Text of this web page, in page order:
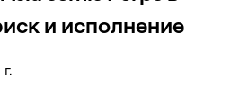
и исполнение